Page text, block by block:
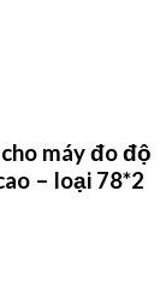
máy đo độ
– loại 78*2